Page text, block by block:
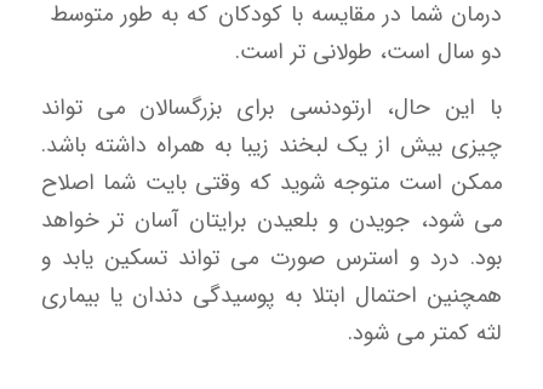
درمان شما در مقایسه با کودکان که به طور متوسط ​​
دو سال است، طولانی تر است.
با این حال، ارتودنسی برای بزرگسالان می تواند
چیزی بیش از یک لبخند زیبا به همراه داشته باشد.
ممکن است متوجه شوید که وقتی بایت شما اصلاح
می شود، جویدن و بلعیدن برایتان آسان تر خواهد
بود. درد و استرس صورت می تواند تسکین یابد و
همچنین احتمال ابتلا به پوسیدگی دندان یا بیماری
لثه کمتر می شود.